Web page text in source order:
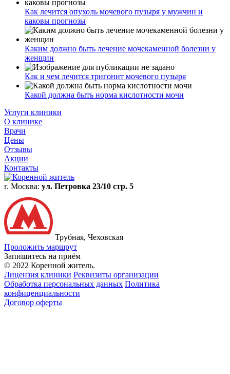
Как лечится опухоль мочевого пузыря у мужчин и
каковы прогнозы
Каким должно быть лечение мочекаменной болезни у
женщин
Как и чем лечится тригонит мочевого пузыря
Какой должна быть норма кислотности мочи
Услуги клиники
О клинике
Врачи
Цены
Отзывы
Акции
Контакты
г. Москва: ул. Петровка 23/10 стр. 5
Трубная, Чеховская
Проложить маршрут
Запишитесь на приём
© 2022 Коренной житель.
Лицензия клиники Реквизиты организации
Обработка персональных данных Политика
конфиценциальности
Договор оферты